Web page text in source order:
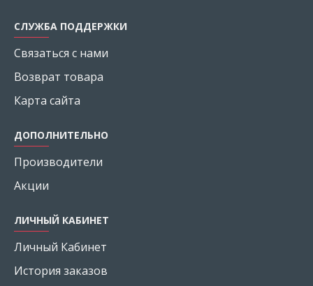
СЛУЖБА ПОДДЕРЖКИ
Связаться с нами
Возврат товара
Карта сайта
ДОПОЛНИТЕЛЬНО
Производители
Акции
ЛИЧНЫЙ КАБИНЕТ
Личный Кабинет
История заказов